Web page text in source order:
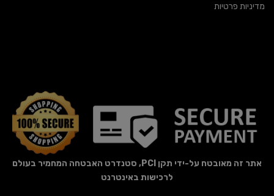
מדיניות פרטיות
אתר זה מאובטח על-ידי תקן PCI, סטנדרט האבטחה המחמיר בעולם
לרכישות באינטרנט